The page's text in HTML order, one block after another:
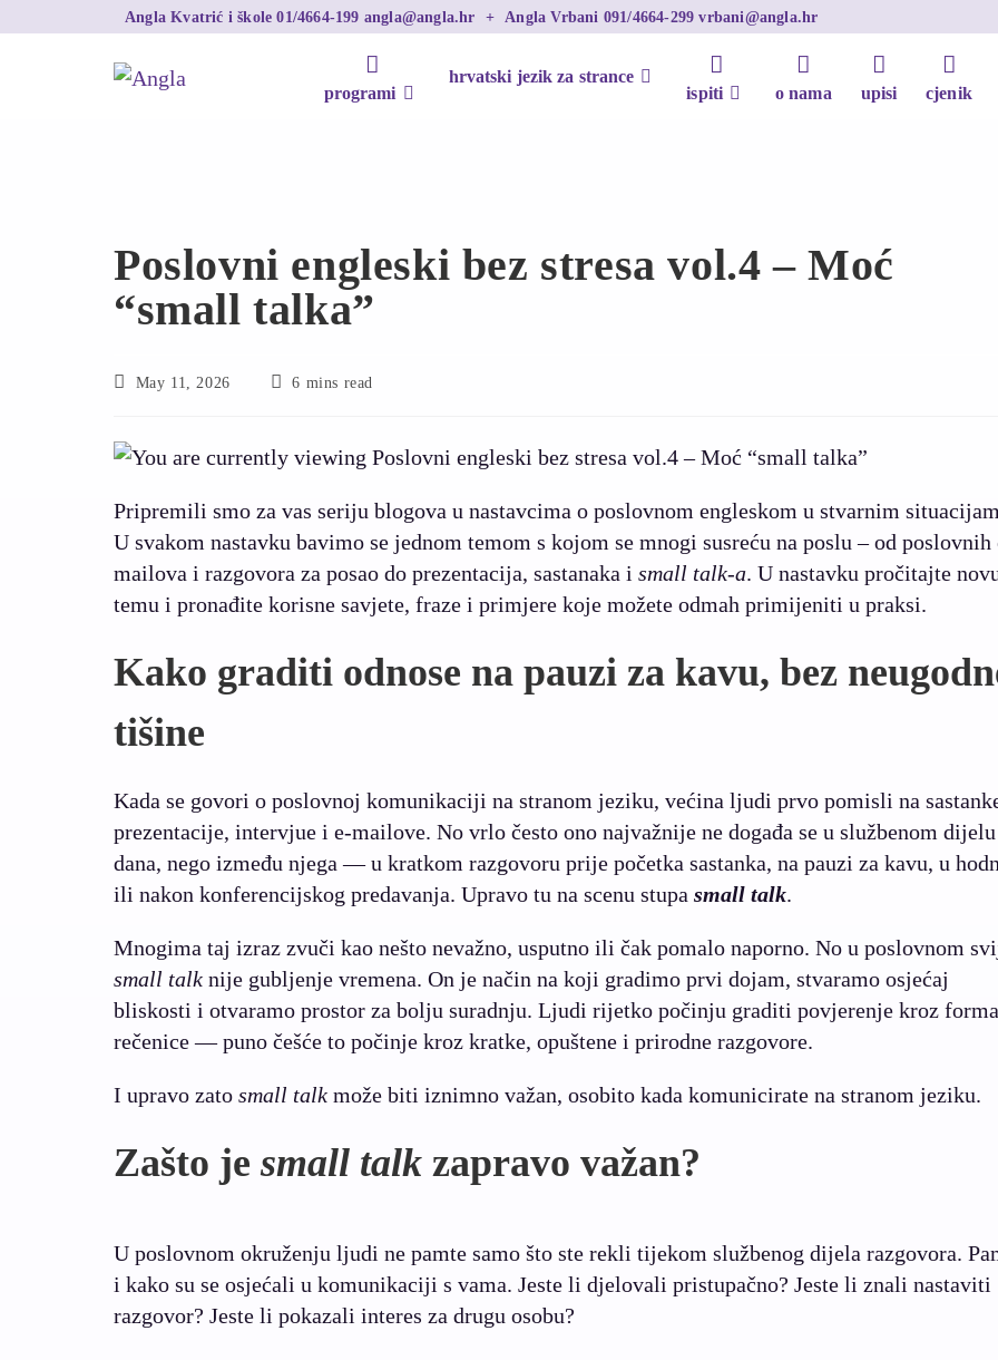
Angla Kvatrić i škole01/4664-199 angla@angla.hr + Angla Vrbani 091/4664-299vrbani@angla.hr
programi
hrvatski jezik za strance
ispiti
o nama upisi cjenik
Poslovni engleski bez stresa vol.4 – Moć
“small talka”
May 11, 2026 6 mins read
Pripremili smo za vas seriju blogova u nastavcima o poslovnom engleskom u stvarnim
U svakom nastavku bavimo se jednom temom s kojom se mnogi susreću na poslu – od poslovnih
mailova i razgovora za posao do prezentacija, sastanaka i small talk-a. U nastavku pročitajte
temu i pronađite korisne savjete, fraze i primjere koje možete odmah primijeniti u praksi.
Kako graditi odnose na pauzi za kavu, bez
tišine
Kada se govori o poslovnoj komunikaciji na stranom jeziku, većina ljudi prvo pomisli na
prezentacije, intervjue i e-mailove. No vrlo često ono najvažnije ne događa se u službenom dijelu
dana, nego između njega — u kratkom razgovoru prije početka sastanka, na pauzi za kavu, u
ili nakon konferencijskog predavanja. Upravo tu na scenu stupa small talk.
Mnogima taj izraz zvuči kao nešto nevažno, usputno ili čak pomalo naporno. No u poslovnom
small talk nije gubljenje vremena. On je način na koji gradimo prvi dojam, stvaramo osjećaj
bliskosti i otvaramo prostor za bolju suradnju. Ljudi rijetko počinju graditi povjerenje kroz
rečenice — puno češće to počinje kroz kratke, opuštene i prirodne razgovore.
I upravo zato small talk može biti iznimno važan, osobito kada komunicirate na stranom jeziku.
Zašto je small talk zapravo važan?
U poslovnom okruženju ljudi ne pamte samo što ste rekli tijekom službenog dijela razgovora.
i kako su se osjećali u komunikaciji s vama. Jeste li djelovali pristupačno? Jeste li znali nastaviti
razgovor? Jeste li pokazali interes za drugu osobu?